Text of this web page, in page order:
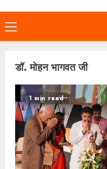
Primary
Menu
डॉ. मोहन भागवत जी
1 min read